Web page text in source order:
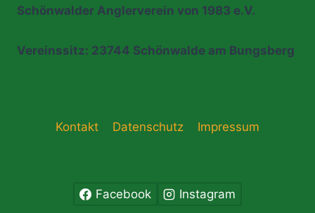
Schönwalder Anglerverein von 1983 e.V.
Vereinssitz: 23744 Schönwalde am Bungsberg
Kontakt Datenschutz Impressum
Facebook Instagram